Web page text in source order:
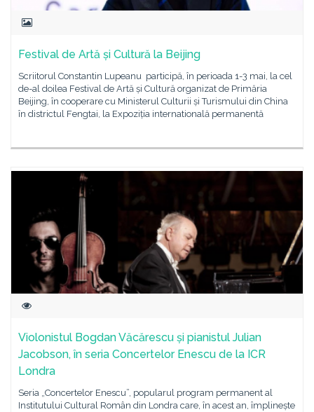
Festival de Artă și Cultură la Beijing
Scriitorul Constantin Lupeanu participă, în perioada 1-3 mai, la cel
de-al doilea Festival de Artă și Cultură organizat de Primăria
Beijing, în cooperare cu Ministerul Culturii și Turismului din China
în districtul Fengtai, la Expoziția internatională permanentă
Violonistul Bogdan Văcărescu și pianistul Julian
Jacobson, în seria Concertelor Enescu de la ICR
Londra
Seria „Concertelor Enescu”, popularul program permanent al
Institutului Cultural Român din Londra care, în acest an, împlinește